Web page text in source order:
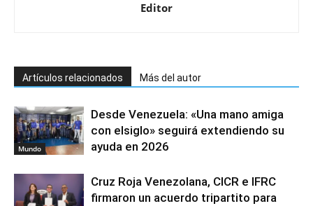
Editor
Artículos relacionados Más del autor
Mundo
Desde Venezuela: «Una mano amiga
con elsiglo» seguirá extendiendo su
ayuda en 2026
Cruz Roja Venezolana, CICR e IFRC
firmaron un acuerdo tripartito para